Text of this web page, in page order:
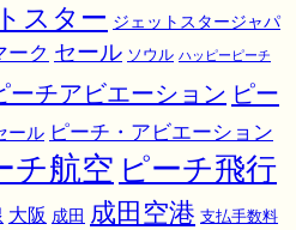
スター ジェットスタージャパ
ーク セール ソウル ハッピーピーチ
ーチアビエーション ピー
ール ピーチ・アビエーション
チ航空 ピーチ飛行
大阪 成田 成田空港 支払手数料